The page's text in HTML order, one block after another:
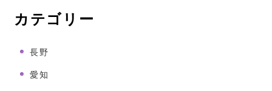
カテゴリー
長野
愛知